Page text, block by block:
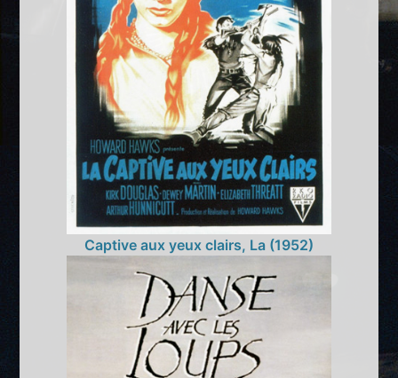
Captive aux yeux clairs, La (1952)